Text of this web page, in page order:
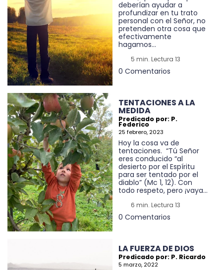
deberían ayudar a
profundizar en tu trato
personal con el Señor, no
pretenden otra cosa que
efectivamente
hagamos...
5 min. Lectura 13
0 Comentarios
TENTACIONES A LA
MEDIDA
Predicado por: P.
Federico
25 febrero, 2023
Hoy la cosa va de
tentaciones. “Tú Señor
eres conducido “al
desierto por el Espíritu
para ser tentado por el
diablo” (Mc 1, 12). Con
todo respeto, pero ¡vaya...
6 min. Lectura 13
0 Comentarios
LA FUERZA DE DIOS
Predicado por: P. Ricardo
5 marzo, 2022